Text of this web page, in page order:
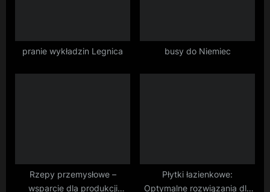
pranie wykładzin Legnica busy do Niemiec
Rzepy przemysłowe –
wsparcie dla produkcji
Płytki łazienkowe:
Optymalne rozwiązania dla